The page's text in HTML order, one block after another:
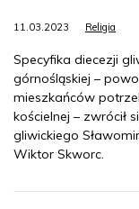
11.03.2023 Religia
Specyfika diecezji
górnośląskiej –
mieszkańców
kościelnej – zwrócił
gliwickiego
Wiktor Skworc.